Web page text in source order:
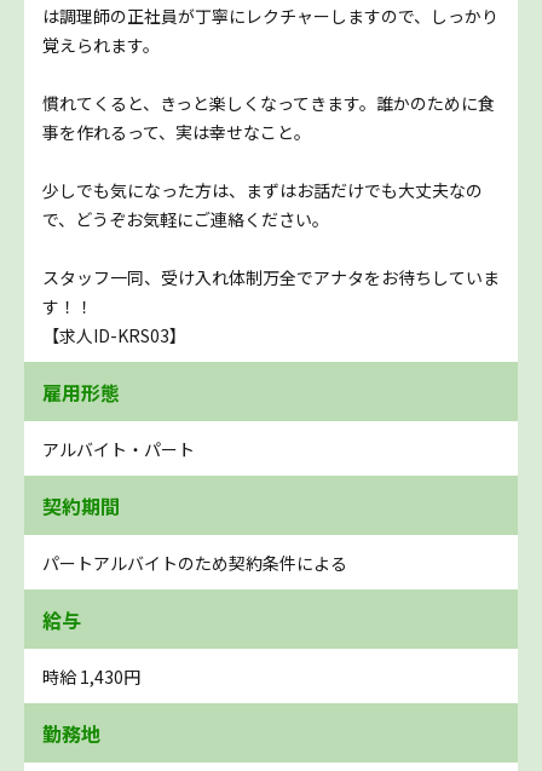
は調理師の正社員が丁寧にレクチャーしますので、しっかり
覚えられます。
慣れてくると、きっと楽しくなってきます。誰かのために食
事を作れるって、実は幸せなこと。
少しでも気になった方は、まずはお話だけでも大丈夫なの
で、どうぞお気軽にご連絡ください。
スタッフ一同、受け入れ体制万全でアナタをお待ちしていま
す！！
【求人ID-KRS03】
雇用形態
アルバイト・パート
契約期間
パートアルバイトのため契約条件による
給与
時給 1,430円
勤務地